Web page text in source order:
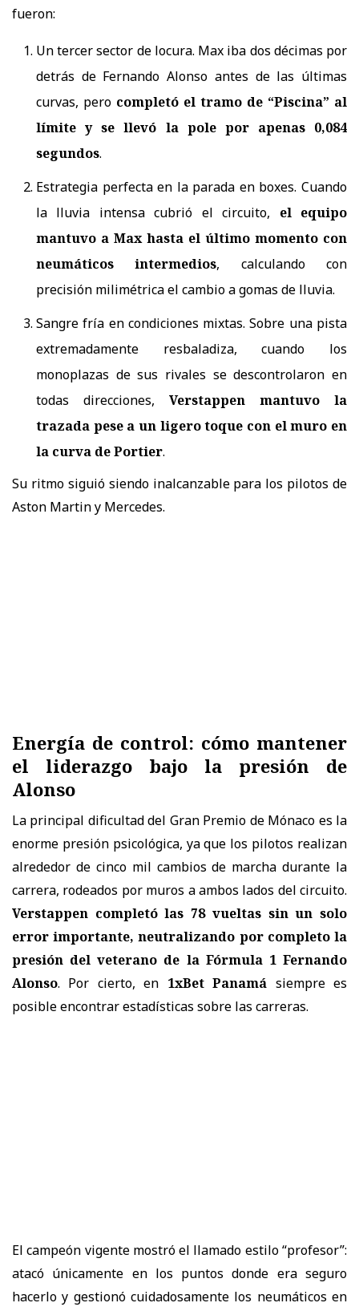
fueron:
Un tercer sector de locura. Max iba dos décimas por
detrás de Fernando Alonso antes de las últimas
curvas, pero completó el tramo de “Piscina” al
límite y se llevó la pole por apenas 0,084
segundos.
Estrategia perfecta en la parada en boxes. Cuando
la lluvia intensa cubrió el circuito, el equipo
mantuvo a Max hasta el último momento con
neumáticos intermedios, calculando con
precisión milimétrica el cambio a gomas de lluvia.
Sangre fría en condiciones mixtas. Sobre una pista
extremadamente resbaladiza, cuando los
monoplazas de sus rivales se descontrolaron en
todas direcciones, Verstappen mantuvo la
trazada pese a un ligero toque con el muro en
la curva de Portier.
Su ritmo siguió siendo inalcanzable para los pilotos de
Aston Martin y Mercedes.
Energía de control: cómo mantener
el liderazgo bajo la presión de
Alonso
La principal dificultad del Gran Premio de Mónaco es la
enorme presión psicológica, ya que los pilotos realizan
alrededor de cinco mil cambios de marcha durante la
carrera, rodeados por muros a ambos lados del circuito.
Verstappen completó las 78 vueltas sin un solo
error importante, neutralizando por completo la
presión del veterano de la Fórmula 1 Fernando
Alonso. Por cierto, en 1xBet Panamá siempre es
posible encontrar estadísticas sobre las carreras.
El campeón vigente mostró el llamado estilo “profesor”:
atacó únicamente en los puntos donde era seguro
hacerlo y gestionó cuidadosamente los neumáticos en